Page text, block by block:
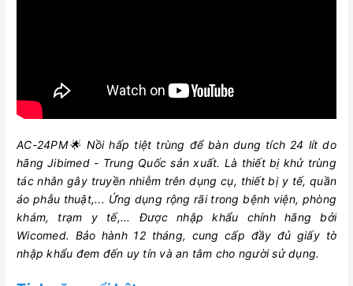
AC-24PM🌟 Nồi hấp tiệt trùng để bàn dung tích 24 lít do
hãng Jibimed - Trung Quốc sản xuất. Là thiết bị khử trùng
tác nhân gây truyền nhiễm trên dụng cụ, thiết bị y tế, quần
áo phẫu thuật,... Ứng dụng rộng rãi trong bệnh viện, phòng
khám, trạm y tế,... Được nhập khẩu chính hãng bởi
Wicomed. Bảo hành 12 tháng, cung cấp đầy đủ giấy tờ
nhập khẩu đem đến uy tín và an tâm cho người sử dụng.